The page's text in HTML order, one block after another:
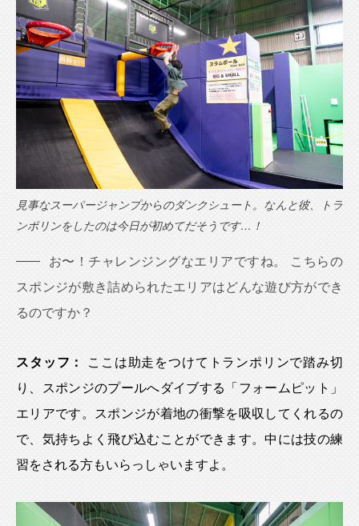
見事なスーパージャンプからのダンクシュート。なんと彼、トラ
ンポリンをしたのは今日が初めてだそうです…！
お〜！チャレンジングなエリアですね。 こちらの
スポンジが敷き詰められたエリアはどんな遊び方ができ
るのですか？
スタッフ：
ここは助走をつけてトランポリンで踏み切
り、スポンジのプールへダイブする「フォームピット」
エリアです。スポンジが着地の衝撃を吸収してくれるの
で、気持ちよく飛び込むことができます。中には技の練
習をされる方もいらっしゃいますよ。